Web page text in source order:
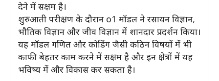
देने में सक्षम है।
शुरुआती परीक्षण के दौरान o1 मॉडल ने रसायन विज्ञान,
भौतिक विज्ञान और जीव विज्ञान में शानदार प्रदर्शन किया।
यह मॉडल गणित और कोडिंग जैसी कठिन विषयों में भी
काफी बेहतर काम करने में सक्षम है और इन क्षेत्रों में यह
भविष्य में और विकास कर सकता है।